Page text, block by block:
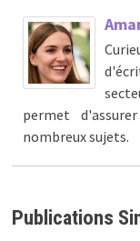
permet
nombreux sujets.
Publications